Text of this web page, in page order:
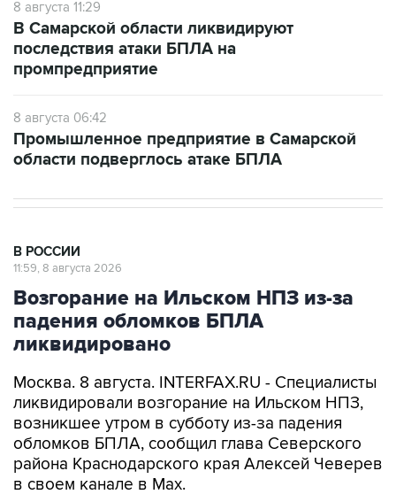
последствия атаки БПЛА на
промпредприятие
8 августа 06:42
области подверглось атаке БПЛА
Возгорание на Ильском НПЗ из-за
падения обломков БПЛА
ликвидировано
Москва. 8 августа. INTERFAX.RU - Специалисты
возникшее утром в субботу из-за падения
обломков БПЛА, сообщил глава Северского
района Краснодарского края Алексей Чеверев
в своем канале в Max.
По предварительной информации, пострадали